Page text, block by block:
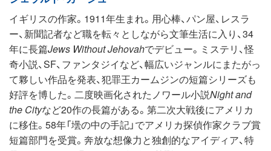
イギリスの作家。1911年生まれ。用心棒、パン屋、レスラ
ー、新聞記者など職を転々としながら文筆生活に入り、34
年に長篇Jews Without Jehovahでデビュー。ミステリ、怪
奇小説、SF、ファンタジイなど、幅広いジャンルにまたがっ
て夥しい作品を発表、犯罪王カームジンの短篇シリーズも
好評を博した。二度映画化されたノワール小説Night and
the Cityなど20作の長篇がある。第二次大戦後にアメリカ
に移住。58年「壜の中の手記」でアメリカ探偵作家クラブ賞
短篇部門を受賞。奔放な想像力と独創的なアイディア、特